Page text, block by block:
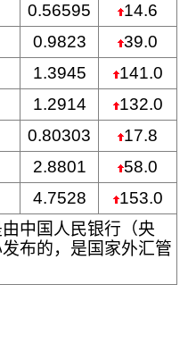
0.56595
14.6
0.9823
39.0
1.3945
141.0
1.2914
132.0
0.80303
17.8
2.8801
58.0
4.7528
153.0
中国人民银行（央
布的，是国家外汇管